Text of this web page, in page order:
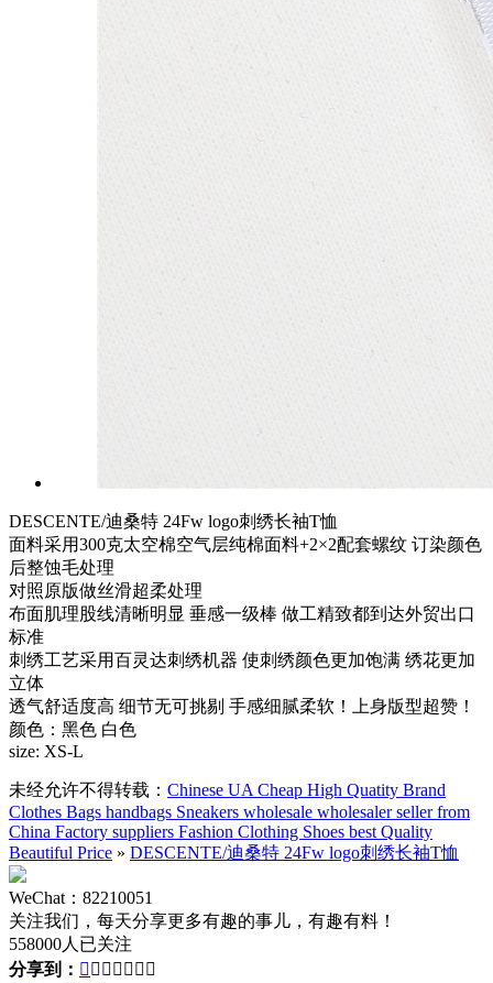
DESCENTE/迪桑特 24Fw logo刺绣长袖T恤
面料采用300克太空棉空气层纯棉面料+2×2配套螺纹 订染颜色
后整蚀毛处理
对照原版做丝滑超柔处理
布面肌理股线清晰明显 垂感一级棒 做工精致都到达外贸出口
标准
刺绣工艺采用百灵达刺绣机器 使刺绣颜色更加饱满 绣花更加
立体
透气舒适度高 细节无可挑剔 手感细腻柔软！上身版型超赞！
颜色：黑色 白色
size: XS-L
未经允许不得转载： Chinese UA Cheap High Quatity Brand
Clothes Bags handbags Sneakers wholesale wholesaler seller from
China Factory suppliers Fashion Clothing Shoes best Quality
Beautiful Price » DESCENTE/迪桑特 24Fw logo刺绣长袖T恤
WeChat：82210051
关注我们，每天分享更多有趣的事儿，有趣有料！
558000人已关注
分享到：       